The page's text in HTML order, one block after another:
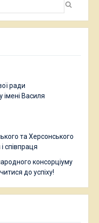
ради
імені Василя
та Херсонського
співпраця
консорціуму
до успіху!